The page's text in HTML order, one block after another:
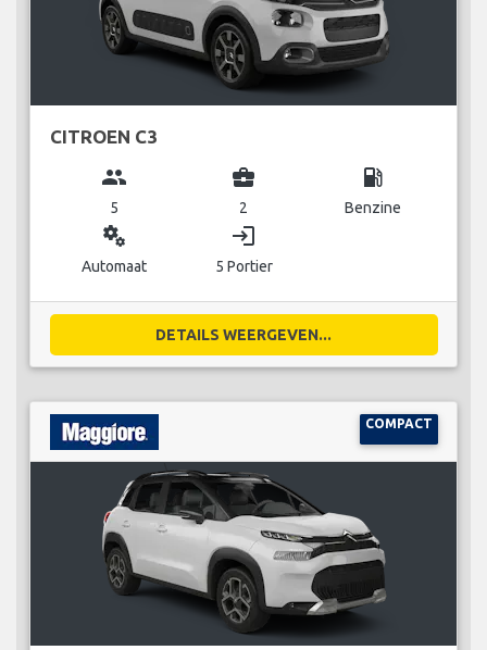
CITROEN C3
group
5
business_center
2
local_gas_station
Benzine
miscellaneous_services
Automaat
login
5 Portier
DETAILS WEERGEVEN...
COMPACT